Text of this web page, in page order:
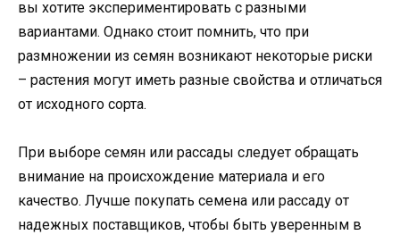
вы хотите экспериментировать с разными
вариантами. Однако стоит помнить, что при
размножении из семян возникают некоторые риски
– растения могут иметь разные свойства и отличаться
от исходного сорта.
При выборе семян или рассады следует обращать
внимание на происхождение материала и его
качество. Лучше покупать семена или рассаду от
надежных поставщиков, чтобы быть уверенным в